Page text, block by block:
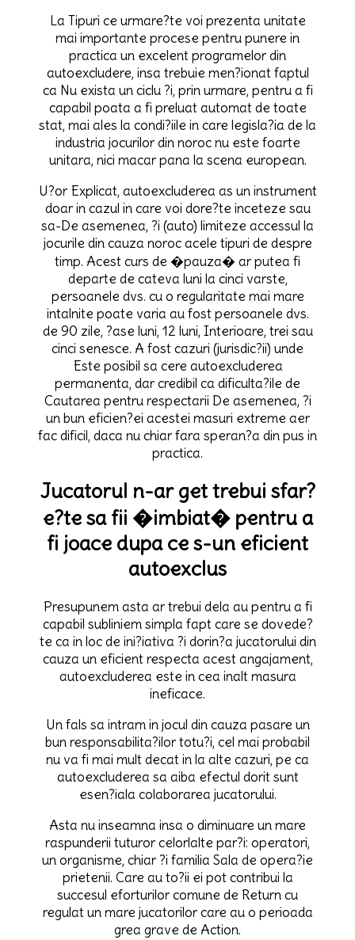
La Tipuri ce urmare?te voi prezenta unitate
mai importante procese pentru punere in
practica un excelent programelor din
autoexcludere, insa trebuie men?ionat faptul
ca Nu exista un ciclu ?i, prin urmare, pentru a fi
capabil poata a fi preluat automat de toate
stat, mai ales la condi?iile in care legisla?ia de la
industria jocurilor din noroc nu este foarte
unitara, nici macar pana la scena european.
U?or Explicat, autoexcluderea as un instrument
doar in cazul in care voi dore?te inceteze sau
sa-De asemenea, ?i (auto) limiteze accessul la
jocurile din cauza noroc acele tipuri de despre
timp. Acest curs de �pauza� ar putea fi
departe de cateva luni la cinci varste,
persoanele dvs. cu o regularitate mai mare
intalnite poate varia au fost persoanele dvs.
de 90 zile, ?ase luni, 12 luni, Interioare, trei sau
cinci senesce. A fost cazuri (jurisdic?ii) unde
Este posibil sa cere autoexcluderea
permanenta, dar credibil ca dificulta?ile de
Cautarea pentru respectarii De asemenea, ?i
un bun eficien?ei acestei masuri extreme aer
fac dificil, daca nu chiar fara speran?a din pus in
practica.
Jucatorul n-ar get trebui sfar?
e?te sa fii �imbiat� pentru a
fi joace dupa ce s-un eficient
autoexclus
Presupunem asta ar trebui dela au pentru a fi
capabil subliniem simpla fapt care se dovede?
te ca in loc de ini?iativa ?i dorin?a jucatorului din
cauza un eficient respecta acest angajament,
autoexcluderea este in cea inalt masura
ineficace.
Un fals sa intram in jocul din cauza pasare un
bun responsabilita?ilor totu?i, cel mai probabil
nu va fi mai mult decat in la alte cazuri, pe ca
autoexcluderea sa aiba efectul dorit sunt
esen?iala colaborarea jucatorului.
Asta nu inseamna insa o diminuare un mare
raspunderii tuturor celorlalte par?i: operatori,
un organisme, chiar ?i familia Sala de opera?ie
prietenii. Care au to?ii ei pot contribui la
succesul eforturilor comune de Return cu
regulat un mare jucatorilor care au o perioada
grea grave de Action.